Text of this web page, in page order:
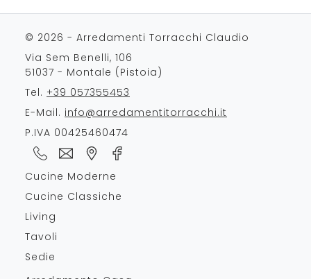
© 2026 - Arredamenti Torracchi Claudio
Via Sem Benelli, 106
51037 - Montale (Pistoia)
Tel. +39 057355453
E-Mail. info@arredamentitorracchi.it
P.IVA 00425460474
Cucine Moderne
Cucine Classiche
Living
Tavoli
Sedie